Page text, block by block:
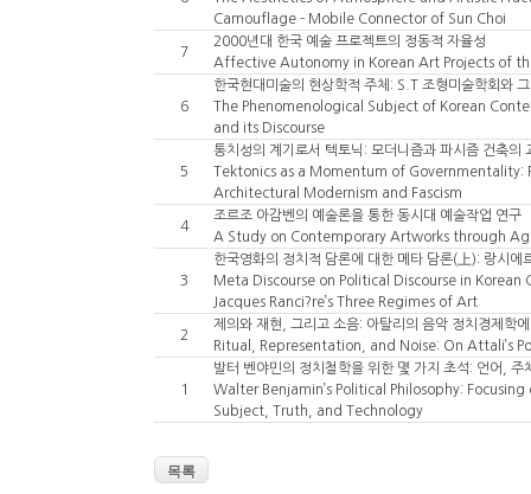
Camouflage - Mobile Connector of Sun Choi
7
2000년대 한국 예술 프로젝트의 정동적 자율성
Affective Autonomy in Korean Art Projects of
6
한국현대미술의 현상학적 주체: S.T 조형미술학회와
The Phenomenological Subject of Korean
and its Discourse
5
통치성의 계기로서 텍토닉: 모더니즘과 파시즘 건축의
Tektonics as a Momentum of
Architectural Modernism and Fascism
4
조르조 아감벤의 예술론을 통한 동시대 예술작업 연구
A Study on Contemporary Artworks through
3
한국영화의 정치적 담론에 대한 메타 담론(上): 랑시에
Meta Discourse on Political Discourse in
Jacques Ranci?re’s Three Regimes of Art
2
제의와 재현, 그리고 소음: 아탈리의 음악 정치경제학
Ritual, Representation, and Noise: On Attali’s
1
발터 벤야민의 정치철학을 위한 몇 가지 초석: 언어,
Walter Benjamin’s Political Philosophy:
Subject, Truth, and Technology
목록